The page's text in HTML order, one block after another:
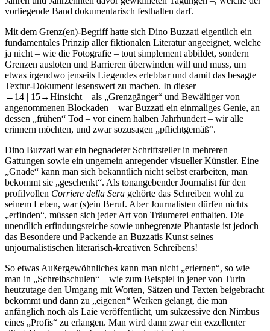
vorliegende Band dokumentarisch festhalten darf.
Mit dem Grenz(en)-Begriff hatte sich Dino Buzzati eigentlich ein
fundamentales Prinzip aller fiktionalen Literatur angeeignet, welche
ja nicht – wie die Fotografie – tout simplement abbildet, sondern
Grenzen ausloten und Barrieren überwinden will und muss, um
etwas irgendwo jenseits Liegendes erlebbar und damit das besagte
Textur-Dokument lesenswert zu machen. In dieser
←14 | 15→Hinsicht – als „Grenzgänger“ und Bewältiger von
angenommenen Blockaden – war Buzzati ein einmaliges Genie, an
dessen „frühen“ Tod – vor einem halben Jahrhundert – wir alle
erinnern möchten, und zwar sozusagen „pflichtgemäß“.
Dino Buzzati war ein begnadeter Schriftsteller in mehreren
Gattungen sowie ein ungemein anregender visueller Künstler. Eine
„Gnade“ kann man sich bekanntlich nicht selbst erarbeiten, man
bekommt sie „geschenkt“. Als tonangebender Journalist für den
profilvollen Corriere della Sera gehörte das Schreiben wohl zu
seinem Leben, war (s)ein Beruf. Aber Journalisten dürfen nichts
„erfinden“, müssen sich jeder Art von Träumerei enthalten. Die
unendlich erfindungsreiche sowie unbegrenzte Phantasie ist jedoch
das Besondere und Packende an Buzzatis Kunst seines
unjournalistischen literarisch-kreativen Schreibens!
So etwas Außergewöhnliches kann man nicht „erlernen“, so wie
man in „Schreibschulen“ – wie zum Beispiel in jener von Turin –
heutzutage den Umgang mit Worten, Sätzen und Texten beigebracht
bekommt und dann zu „eigenen“ Werken gelangt, die man
anfänglich noch als Laie veröffentlicht, um sukzessive den Nimbus
eines „Profis“ zu erlangen. Man wird dann zwar ein exzellenter